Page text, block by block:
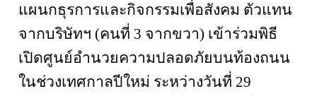
แผนกธุรการและกิจกรรมเพื่อสังคม ตัวแทน
จากบริษัทฯ (คนที่ 3 จากขวา) เข้าร่วมพิธี
เปิดศูนย์อำนวยความปลอดภัยบนท้องถนน
ในช่วงเทศกาลปีใหม่ ระหว่างวันที่ 29